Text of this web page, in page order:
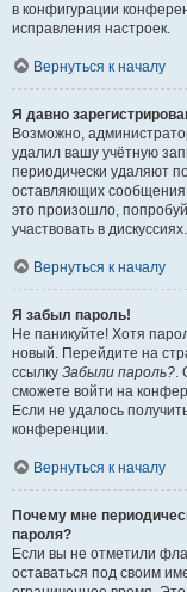
в конфигурации
исправления настроек.
Вернуться к началу
Я давно
Возможно,
удалил вашу учётную
периодически удаляют
оставляющих
это произошло,
участвовать в дискуссиях.
Вернуться к началу
Я забыл пароль!
Не паникуйте! Хотя
новый. Перейдите на
ссылку Забыли пароль?.
сможете войти на
Если не удалось
конференции.
Вернуться к началу
Почему мне
пароля?
Если вы не отметили
оставаться под своим